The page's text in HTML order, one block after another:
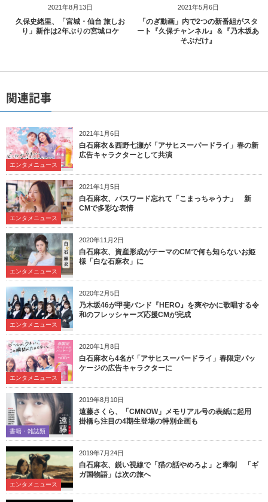
2021年8月13日
久保史緒里、「宮城・仙台 旅しお
り」新作は2年ぶりの宮城ロケ
2021年5月6日
「のぎ動画」内で2つの新番組がスタ
ート『久保チャンネル』＆『乃木坂あ
そぶだけ』
関連記事
2021年1月6日
エンタメニュース
白石麻衣＆西野七瀬が「アサヒスーパードライ」春の新
広告キャラクターとして共演
2021年1月5日
エンタメニュース
白石麻衣、パスワード忘れて「こまっちゃうナ」 新
CMで多彩な表情
2020年11月2日
エンタメニュース
白石麻衣、資産形成がテーマのCMで何も知らないお姫
様「白な石麻衣」に
2020年2月5日
エンタメニュース
乃木坂46が甲斐バンド『HERO』を爽やかに歌唱する令
和のフレッシャーズ応援CMが完成
2020年1月8日
エンタメニュース
白石麻衣ら4名が「アサヒスーパードライ」春限定パッ
ケージの広告キャラクターに
2019年8月10日
書籍・雑誌類
遠藤さくら、「CMNOW」メモリアル号の表紙に起用
掛橋ら注目の4期生登場の特別企画も
2019年7月24日
エンタメニュース
白石麻衣、鋭い視線で「猫の話やめろよ」と牽制 「ギ
ガ国物語」は次の旅へ